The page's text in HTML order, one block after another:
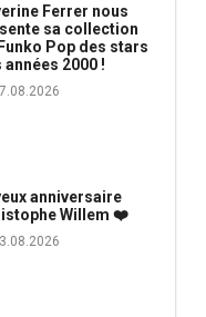
Ferrer nous
sa collection
Pop des stars
années 2000 !
anniversaire
Willem ❤️